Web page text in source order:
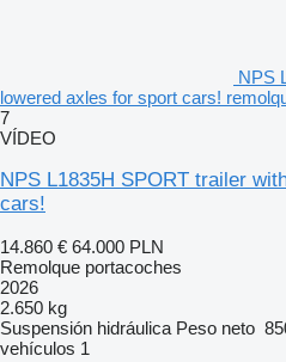
NPS
lowered axles for sport cars!
7
VÍDEO
NPS L1835H SPORT trailer
cars!
14.860 € 64.000 PLN
Remolque portacoches
2026
2.650 kg
Suspensión hidráulica Peso neto
vehículos 1